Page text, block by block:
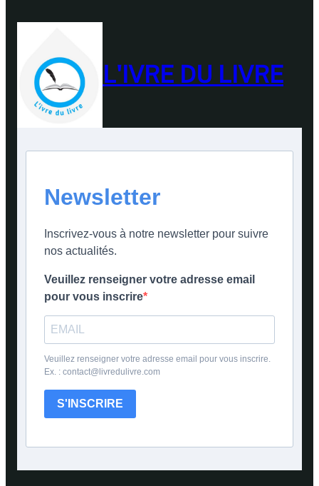
L'IVRE DU LIVRE
Newsletter
Inscrivez-vous à notre newsletter pour suivre
nos actualités.
Veuillez renseigner votre adresse email
pour vous inscrire
Veuillez renseigner votre adresse email pour vous inscrire.
Ex. : contact@livredulivre.com
S'INSCRIRE